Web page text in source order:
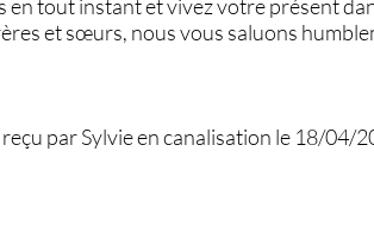
en tout instant et vivez votre présent
et sœurs, nous vous saluons
reçu par Sylvie en canalisation le 18/04/